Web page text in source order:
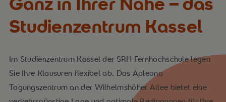
Studienzentrum Kassel
Im Studienzentrum Kassel der SRH Fernhochschule legen
Sie Ihre Klausuren flexibel ab. Das Apleona
Tagungszentrum an der Wilhelmshöher Allee bietet eine